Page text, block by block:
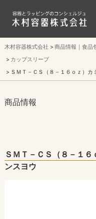
木村容器株式会社 商品情報｜食品
カップスリーブ
ＳＭＴ－ＣＳ（８－１６ｏｚ）
商品情報
ＳＭＴ－ＣＳ（８－１
ンスヨウ